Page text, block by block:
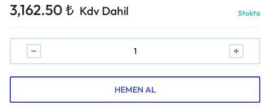
3,162.50 ₺ Kdv Dahil Stokta
HEMEN AL